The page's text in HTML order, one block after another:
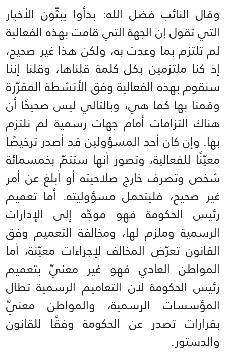
وقال النائب فضل الله: بدأوا يبثّون الأخبار
التي تقول إن الجهة التي قامت بهذه الفعالية
لم تلتزم بما وعدت به، ولكن هذا غير صحيح،
إذ كنا ملتزمين بكل كلمة قلناها، وقلنا إننا
سنقوم بهذه الفعالية وفق الأنشطة المقرّرة
وقمنا بها كما هي، وبالتالي ليس صحيحًا أن
هناك التزامات أمام جهات رسمية لم نلتزم
بها. وإن كان أحد المسؤولين قد أصدر ترخيصًا
معيّنًا للفعالية، وتصور أنها ستتمّ بخمسمائة
شخص وتصرف خارج صلاحيته أو أبلغ عن أمر
غير صحيح، فليتحمل مسؤوليته. أما تعميم
رئيس الحكومة فهو موجّه إلى الإدارات
الرسمية وملزم لها، ومخالفة التعميم وفق
القانون تعرّض المخالف لإجراءات معيّنة، أما
المواطن العادي فهو غير معنيّ بتعميم
رئيس الحكومة لأن التعاميم الرسمية تطال
المؤسسات الرسمية، والمواطن معنيّ
بقرارات تصدر عن الحكومة وفقًا للقانون
والدستور.